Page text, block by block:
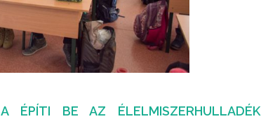
ÉPÍTI BE AZ ÉLELMISZERHULLADÉK